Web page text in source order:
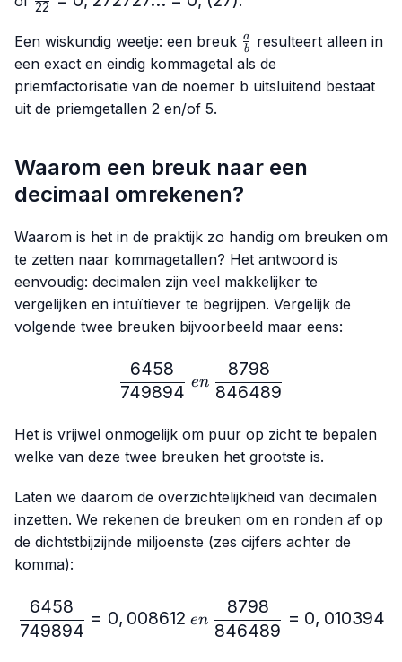
= 1,(6)
= 0,(27)
22
Een wiskundig weetje: een breuk \frac{a}
{b}
b
a
resulteert alleen in
een exact en eindig kommagetal als de
priemfactorisatie van de noemer b uitsluitend bestaat
uit de priemgetallen 2 en/of 5.
Waarom een breuk naar een
decimaal omrekenen?
Waarom is het in de praktijk zo handig om breuken om
te zetten naar kommagetallen? Het antwoord is
eenvoudig: decimalen zijn veel makkelijker te
vergelijken en intuïtiever te begrijpen. Vergelijk de
volgende twee breuken bijvoorbeeld maar eens:
\frac{6458}{749894} \
749894
6458
en 846489
8798
Het is vrijwel onmogelijk om puur op zicht te bepalen
welke van deze twee breuken het grootste is.
Laten we daarom de overzichtelijkheid van decimalen
inzetten. We rekenen de breuken om en ronden af op
de dichtstbijzijnde miljoenste (zes cijfers achter de
komma):
749894
6458
= 0, 008612 en 846489
8798
= 0, 010394